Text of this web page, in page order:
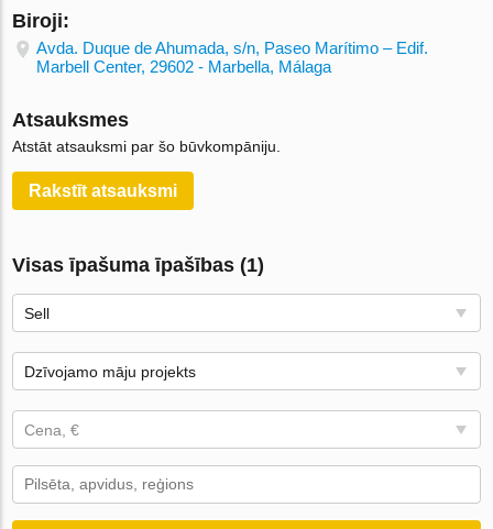
Biroji:
Avda. Duque de Ahumada, s/n, Paseo Marítimo – Edif.
Marbell Center, 29602 - Marbella, Málaga
Atsauksmes
Atstāt atsauksmi par šo būvkompāniju.
Rakstīt atsauksmi
Visas īpašuma īpašības (1)
Sell
Dzīvojamo māju projekts
Cena, €